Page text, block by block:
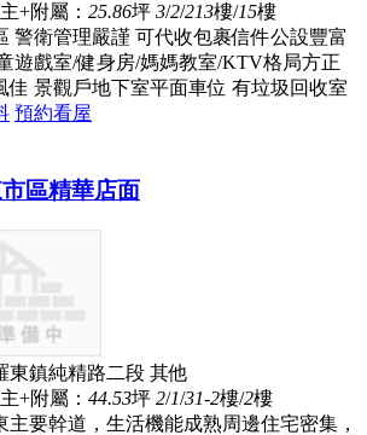
主+附屬： 25.86坪 3/2/213樓/15樓
警衛管理嚴謹 可代收包裹信件公設豐富
遊戲室/健身房/媽媽教室/KTV格局方正
佳 景觀戶地下室平面車位 有垃圾回收室
預約看屋
區精華店面
東鎮純精路二段 其他
主+附屬： 44.53坪 2/1/31-2樓/2樓
主要幹道，生活機能成熟周邊住宅密集，